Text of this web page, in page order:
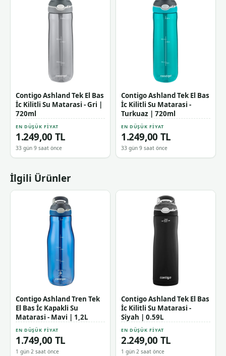
Contigo Ashland Tek El Bas
İc Kilitli Su Matarasi - Gri |
720ml
EN DÜŞÜK FIYAT
1.249,00 TL
33 gün 9 saat önce
Contigo Ashland Tek El Bas
İc Kilitli Su Matarasi -
Turkuaz | 720ml
EN DÜŞÜK FIYAT
1.249,00 TL
33 gün 9 saat önce
İlgili Ürünler
Contigo Ashland Tren Tek
El Bas İc Kapakli Su
Matarasi - Mavi | 1,2L
EN DÜŞÜK FIYAT
1.749,00 TL
1 gün 2 saat önce
Contigo Ashland Tek El Bas
İc Kilitli Su Matarasi -
Siyah | 0.59L
EN DÜŞÜK FIYAT
2.249,00 TL
1 gün 2 saat önce